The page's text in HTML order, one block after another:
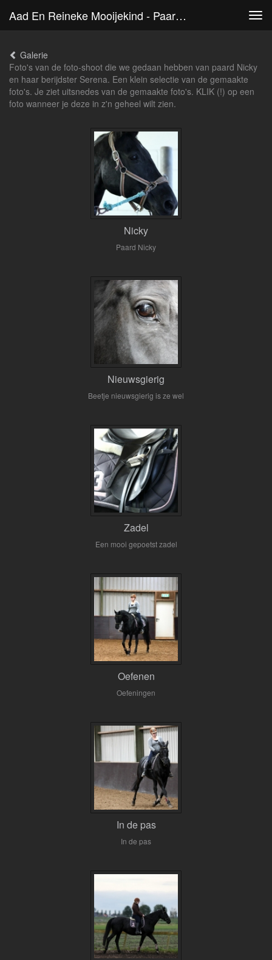
Aad En Reineke Mooijekind - Paarden
Galerie
Foto's van de foto-shoot die we gedaan hebben van paard Nicky
en haar berijdster Serena. Een klein selectie van de gemaakte
foto's. Je ziet uitsnedes van de gemaakte foto's. KLIK (!) op een
foto wanneer je deze in z'n geheel wilt zien.
Nicky
Paard Nicky
Nieuwsgierig
Beetje nieuwsgierig is ze wel
Zadel
Een mooi gepoetst zadel
Oefenen
Oefeningen
In de pas
In de pas